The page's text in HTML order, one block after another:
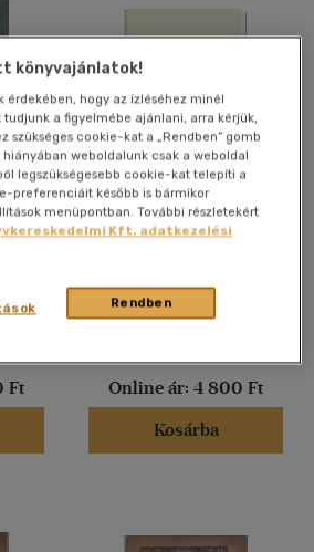
(3)
(1)
isk.
Ft
A Pécsi Állami Főreáliskola
értesítője az 1905-1906.
tanévről
Antikvár partner
Online ár: 4 800 Ft
Kosárba
könyvajánlatok!
érdekében, hogy az ízléséhez minél
a figyelmébe ajánlani, arra kérjük,
szükséges cookie-kat a „Rendben” gomb
weboldalunk csak a weboldal
legszükségesebb cookie-kat telepíti a
preferenciáit később is bármikor
menüpontban. További részletekért
Kft. adatkezelési
Rendben